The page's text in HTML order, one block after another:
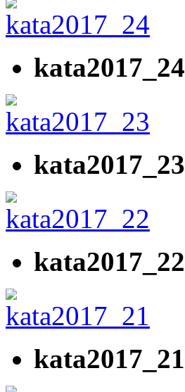
kata2017_24
kata2017_23
kata2017_22
kata2017_21